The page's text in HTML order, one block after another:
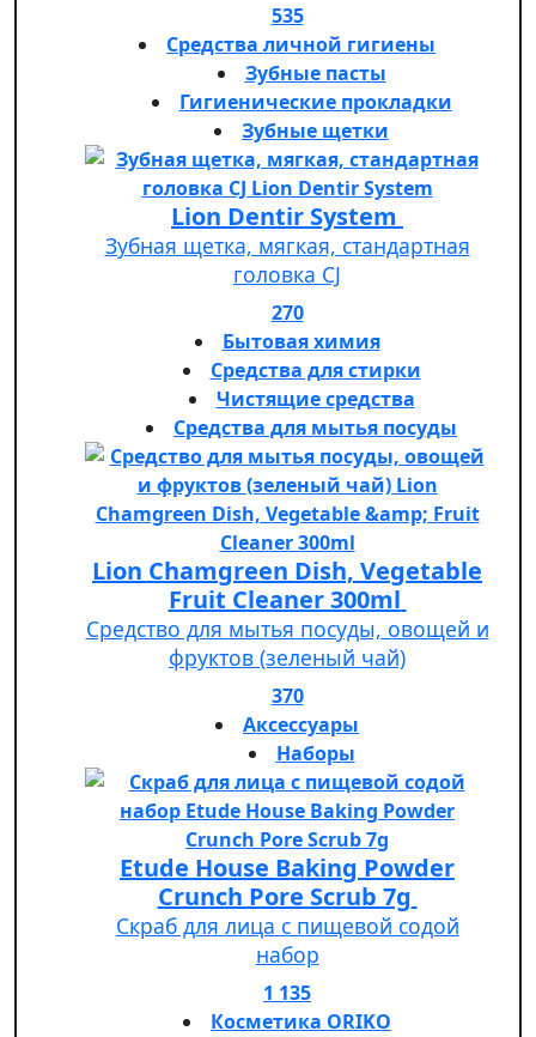
535
Средства личной гигиены
Зубные пасты
Гигиенические прокладки
Зубные щетки
Lion Dentir System
Зубная щетка, мягкая, стандартная
головка СJ
270
Бытовая химия
Средства для стирки
Чистящие средства
Средства для мытья посуды
Lion Chamgreen Dish, Vegetable
Fruit Cleaner 300ml
Средство для мытья посуды, овощей и
фруктов (зеленый чай)
370
Аксессуары
Наборы
Etude House Baking Powder
Crunch Pore Scrub 7g
Скраб для лица с пищевой содой
набор
1 135
Косметика ORIKO